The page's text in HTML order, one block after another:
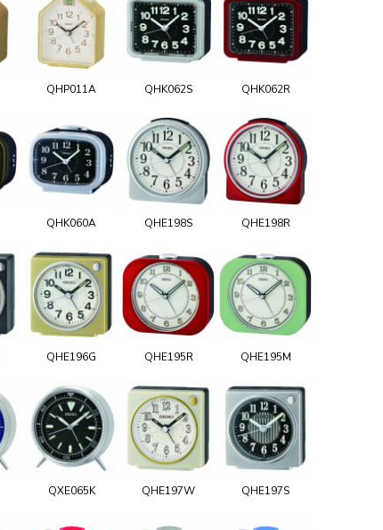
QHP011A QHK062S QHK062R
QHK060A QHE198S QHE198R
QHE196G QHE195R QHE195M
QXE065K QHE197W QHE197S